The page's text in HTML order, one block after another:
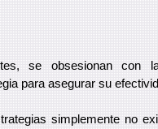
se obsesionan
para asegurar su
simplemente no